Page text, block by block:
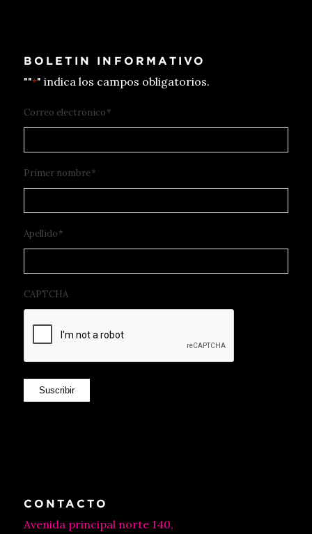
BOLETIN INFORMATIVO
""*" indica los campos obligatorios.
Correo electrónico*
Primer nombre*
Apellido*
CAPTCHA
Suscribir
CONTACTO
Avenida principal norte 140,